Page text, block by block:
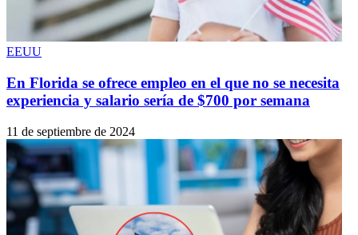
EEUU
En Florida se ofrece empleo en el que no se necesita
experiencia y salario sería de $700 por semana
11 de septiembre de 2024